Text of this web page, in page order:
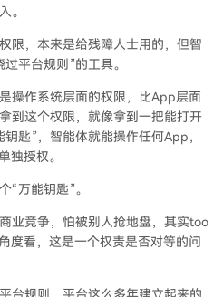
。
限，本来是给残障人士用的，但智
平台规则”的工具。
操作系统层面的权限，比App层面
到这个权限，就像拿到一把能打开
匙”，智能体就能操作任何App，
独授权。
“万能钥匙”。
业竞争，怕被别人抢地盘，其实too
度看，这是一个权责是否对等的问